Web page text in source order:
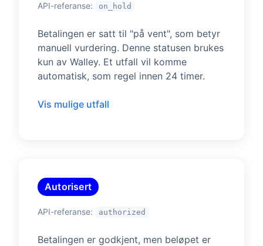
API-referanse: on_hold
Betalingen er satt til "på vent", som betyr
manuell vurdering. Denne statusen brukes
kun av Walley. Et utfall vil komme
automatisk, som regel innen 24 timer.
Vis mulige utfall
Autorisert
API-referanse: authorized
Betalingen er godkjent, men beløpet er